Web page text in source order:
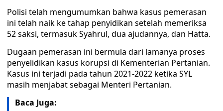
Polisi telah mengumumkan bahwa kasus pemerasan
ini telah naik ke tahap penyidikan setelah memeriksa
52 saksi, termasuk Syahrul, dua ajudannya, dan Hatta.
Dugaan pemerasan ini bermula dari lamanya proses
penyelidikan kasus korupsi di Kementerian Pertanian.
Kasus ini terjadi pada tahun 2021-2022 ketika SYL
masih menjabat sebagai Menteri Pertanian.
Baca Juga: